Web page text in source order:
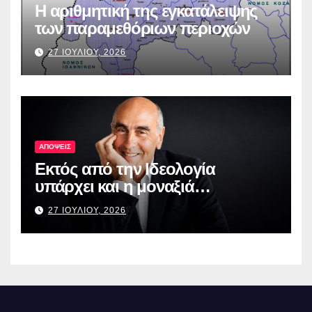
Η αριθμητική της εγκατάλειψης
των παραμεθόριων περιοχών
27 ΙΟΥΛΙΟΥ, 2026
ΑΠΟΨΕΙΣ
Εκτός από την Ιδεολογία
υπάρχει και η μοναξιά…
27 ΙΟΥΛΙΟΥ, 2026